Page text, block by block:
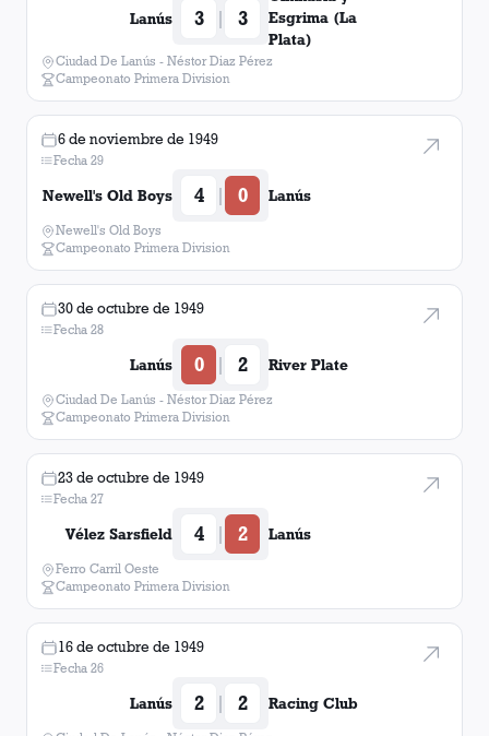
Lanús 3 | 3
Esgrima (La
Plata)
Ciudad De Lanús - Néstor Diaz Pérez
Campeonato Primera Division
6 de noviembre de 1949
Fecha 29
Newell's Old Boys 4 | 0 Lanús
Newell's Old Boys
Campeonato Primera Division
30 de octubre de 1949
Fecha 28
Lanús 0 | 2 River Plate
Ciudad De Lanús - Néstor Diaz Pérez
Campeonato Primera Division
23 de octubre de 1949
Fecha 27
Vélez Sarsfield 4 | 2 Lanús
Ferro Carril Oeste
Campeonato Primera Division
16 de octubre de 1949
Fecha 26
Lanús 2 | 2 Racing Club